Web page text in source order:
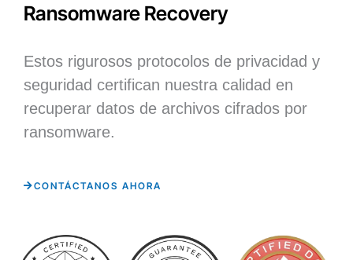
Ransomware Recovery
Estos rigurosos protocolos de privacidad y
seguridad certifican nuestra calidad en
recuperar datos de archivos cifrados por
ransomware.
CONTÁCTANOS AHORA